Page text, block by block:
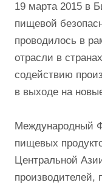
19 марта 2015 в
пищевой
проводилось в
отрасли в
содействию
в выходе на
Международный
пищевых
Центральной
производителей,